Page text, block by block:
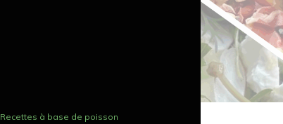
Recettes à base de poisson